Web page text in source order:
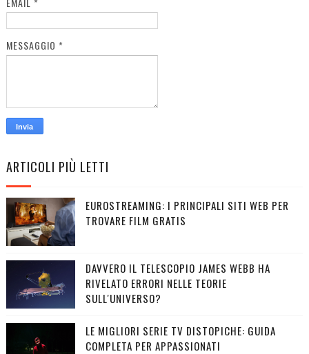
MESSAGGIO *
ARTICOLI PIÙ LETTI
EUROSTREAMING: I PRINCIPALI SITI WEB PER
TROVARE FILM GRATIS
DAVVERO IL TELESCOPIO JAMES WEBB HA
RIVELATO ERRORI NELLE TEORIE
SULL'UNIVERSO?
LE MIGLIORI SERIE TV DISTOPICHE: GUIDA
COMPLETA PER APPASSIONATI